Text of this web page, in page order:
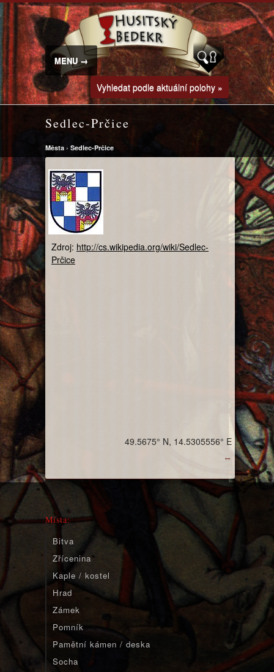
MENU →
Vyhledat podle aktuální polohy »
Sedlec-Prčice
Města › Sedlec-Prčice
Zdroj: http://cs.wikipedia.org/wiki/Sedlec-
Prčice
↔
49.5675° N, 14.5305556° E
Místa:
Bitva
Zřícenina
Kaple / kostel
Hrad
Zámek
Pomník
Pamětní kámen / deska
Socha